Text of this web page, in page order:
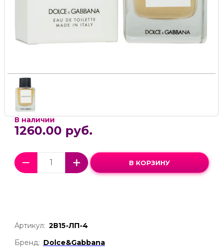
В наличии
1260.00 руб.
В КОРЗИНУ
Артикул: 2В15-ЛП-4
Бренд: Dolce&Gabbana